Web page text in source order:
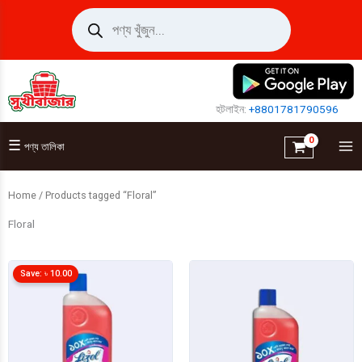
Products
search
হটলাইন:+8801781790596
☰ পণ্য তালিকা
Home / Products tagged “Floral”
Floral
Save: ৳ 10.00